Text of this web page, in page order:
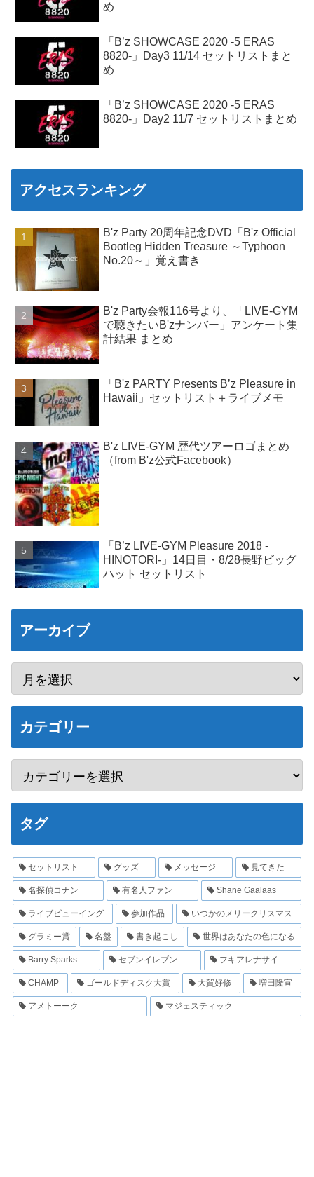
め
「B’z SHOWCASE 2020 -5 ERAS
8820-」Day3 11/14 セットリストまと
め
「B’z SHOWCASE 2020 -5 ERAS
8820-」Day2 11/7 セットリストまとめ
アクセスランキング
B'z Party 20周年記念DVD「B'z Official
Bootleg Hidden Treasure ～Typhoon
No.20～」覚え書き
B'z Party会報116号より、「LIVE-GYM
で聴きたいB'zナンバー」アンケート集
計結果 まとめ
「B'z PARTY Presents B’z Pleasure in
Hawaii」セットリスト＋ライブメモ
B'z LIVE-GYM 歴代ツアーロゴまとめ
（from B'z公式Facebook）
「B’z LIVE-GYM Pleasure 2018 -
HINOTORI-」14日目・8/28長野ビッグ
ハット セットリスト
アーカイブ
カテゴリー
タグ
セットリスト グッズ メッセージ 見てきた
名探偵コナン 有名人ファン Shane Gaalaas
ライブビューイング 参加作品 いつかのメリークリスマス
グラミー賞 名盤 書き起こし 世界はあなたの色になる
Barry Sparks セブンイレブン フキアレナサイ
CHAMP ゴールドディスク大賞 大賀好修 増田隆宣
アメトーーク マジェスティック